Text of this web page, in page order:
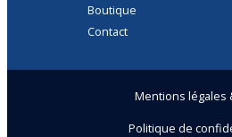
Boutique
Contact
Mentions légales
Politique de